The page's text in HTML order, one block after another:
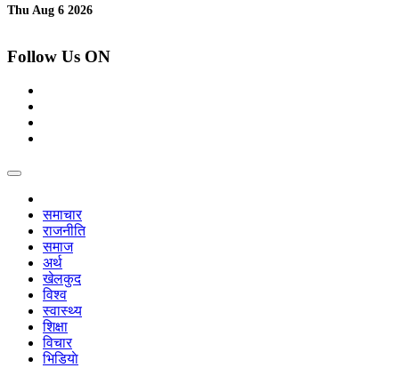
Thu Aug 6 2026
Follow Us ON
समाचार
राजनीति
समाज
अर्थ
खेलकुद
विश्व
स्वास्थ्य
शिक्षा
विचार
भिडियाे